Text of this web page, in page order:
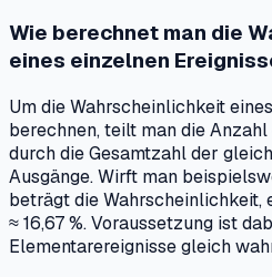
Wie berechnet man die
eines einzelnen
Um die Wahrscheinlichkeit
berechnen, teilt man die
durch die Gesamtzahl der
Ausgänge. Wirft man
beträgt die Wahrscheinlichkeit,
≈ 16,67 %. Voraussetzung ist
Elementarereignisse gleich